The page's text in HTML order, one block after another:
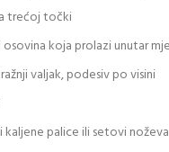
trećoj točki
koja prolazi unutar
valjak, podesiv po visini
kaljene palice ili setovi noževa